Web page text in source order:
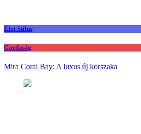
Élet-Stílus
Gazdaság
Mira Coral Bay: A luxus új korszaka